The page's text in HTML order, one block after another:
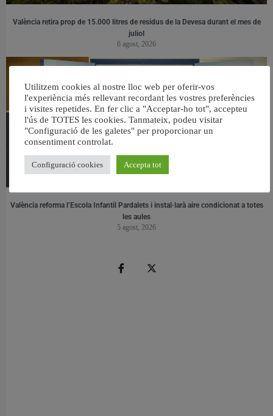
València retira prop de 15.000 litres de residus de la Devesa durant el mes de
juliol
6 agost, 2026
València reforma l’Escola Infantil Pardalets i instal·larà aire condicionat a totes
les aules
5 agost, 2026
Utilitzem cookies al nostre lloc web per oferir-vos
l'experiència més rellevant recordant les vostres preferències
i visites repetides. En fer clic a "Acceptar-ho tot", accepteu
l'ús de TOTES les cookies. Tanmateix, podeu visitar
"Configuració de les galetes" per proporcionar un
consentiment controlat.
Configuració cookies Accepta tot